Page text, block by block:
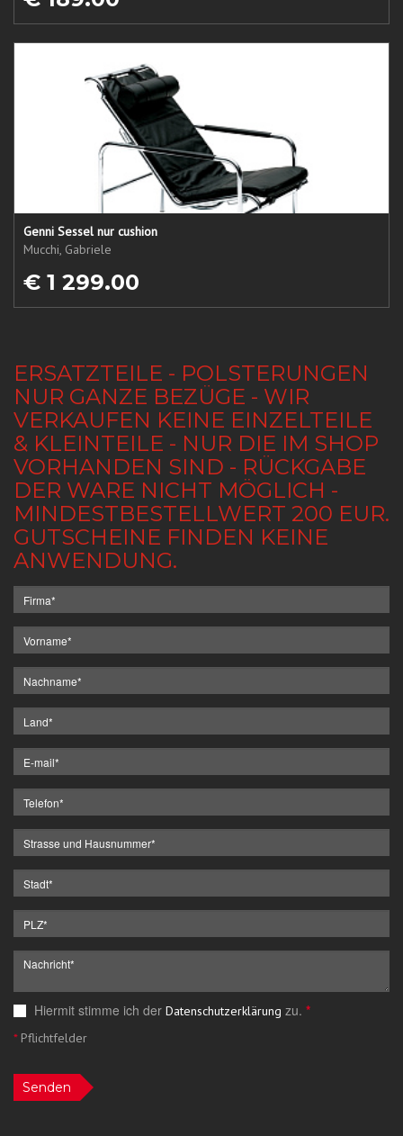
Genni Sessel nur cushion
Mucchi, Gabriele
€ 1 299.00
ERSATZTEILE - POLSTERUNGEN
NUR GANZE BEZÜGE - WIR
VERKAUFEN KEINE EINZELTEILE
& KLEINTEILE - NUR DIE IM SHOP
VORHANDEN SIND - RÜCKGABE
DER WARE NICHT MÖGLICH -
MINDESTBESTELLWERT 200 EUR.
GUTSCHEINE FINDEN KEINE
ANWENDUNG.
Hiermit stimme ich der Datenschutzerklärung zu. *
*Pflichtfelder
Senden